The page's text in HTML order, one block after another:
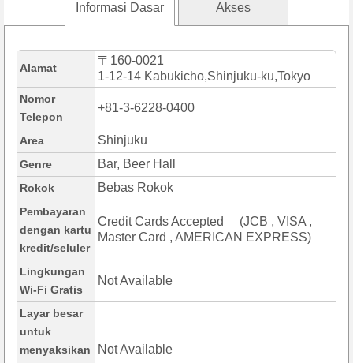
Informasi Dasar Akses
Alamat
〒160-0021
1-12-14 Kabukicho,Shinjuku-ku,Tokyo
Nomor
Telepon
+81-3-6228-0400
Area Shinjuku
Genre Bar, Beer Hall
Rokok Bebas Rokok
Pembayaran
dengan kartu
kredit/seluler
Credit Cards Accepted (JCB , VISA ,
Master Card , AMERICAN EXPRESS)
Lingkungan
Wi-Fi Gratis
Not Available
Layar besar
untuk
menyaksikan
Not Available